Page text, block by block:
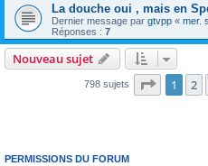
La douche oui , mais en
Dernier message par gtvpp « mer.
Réponses : 7
Nouveau sujet
798 sujets Page 1
1 2
PERMISSIONS DU FORUM